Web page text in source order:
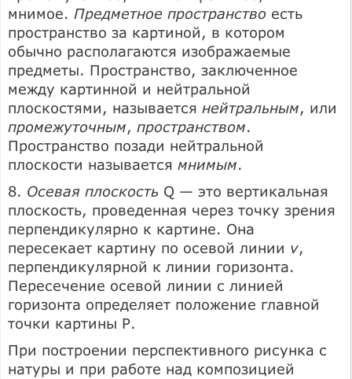
мнимое. Предметное пространство есть
пространство за картиной, в котором
обычно располагаются изображаемые
предметы. Пространство, заключенное
между картинной и нейтральной
плоскостями, называется нейтральным, или
промежуточным, пространством.
Пространство позади нейтральной
плоскости называется мнимым.
8. Осевая плоскость Q — это вертикальная
плоскость, проведенная через точку зрения
перпендикулярно к картине. Она
пересекает картину по осевой линии v,
перпендикулярной к линии горизонта.
Пересечение осевой линии с линией
горизонта определяет положение главной
точки картины Р.
При построении перспективного рисунка с
натуры и при работе над композицией